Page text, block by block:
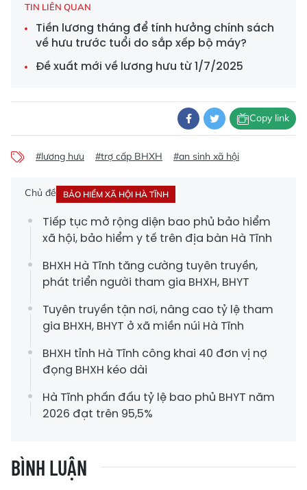
TIN LIÊN QUAN
Tiền lương tháng để tính hưởng chính sách
về hưu trước tuổi do sắp xếp bộ máy?
Đề xuất mới về lương hưu từ 1/7/2025
Copy link
#lương hưu #trợ cấp BHXH #an sinh xã hội
Chủ đề BẢO HIỂM XÃ HỘI HÀ TĨNH
Tiếp tục mở rộng diện bao phủ bảo hiểm
xã hội, bảo hiểm y tế trên địa bàn Hà Tĩnh
BHXH Hà Tĩnh tăng cường tuyên truyền,
phát triển người tham gia BHXH, BHYT
Tuyên truyền tận nơi, nâng cao tỷ lệ tham
gia BHXH, BHYT ở xã miền núi Hà Tĩnh
BHXH tỉnh Hà Tĩnh công khai 40 đơn vị nợ
đọng BHXH kéo dài
Hà Tĩnh phấn đấu tỷ lệ bao phủ BHYT năm
2026 đạt trên 95,5%
BÌNH LUẬN